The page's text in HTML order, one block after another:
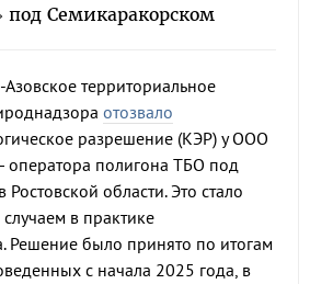
Семикаракорском
территориальное
отозвало
разрешение (КЭР) у ООО
полигона ТБО под
области. Это стало
в практике
Решение было принято по итогам
с начала 2025 года, в